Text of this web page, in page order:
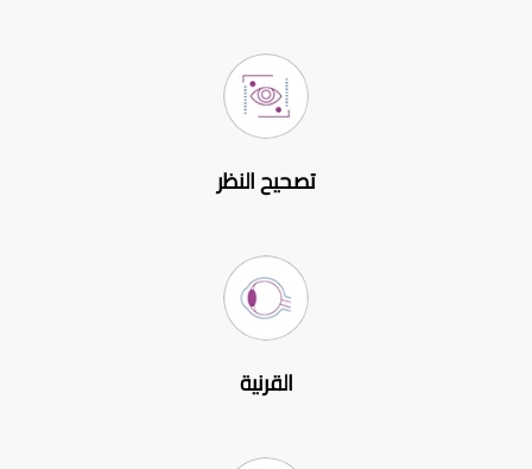
تصحيح النظر
القرنية